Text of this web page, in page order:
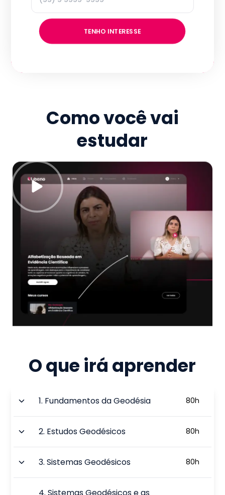
TENHO INTERESSE
Como você vai
estudar
O que irá aprender
1. Fundamentos da Geodésia 80h
2. Estudos Geodésicos 80h
3.Sistemas Geodésicos 80h
4.Sistemas Geodésicos e as